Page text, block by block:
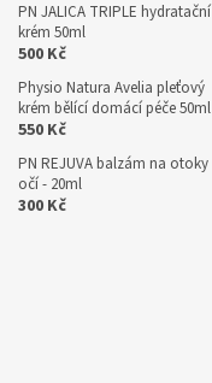
PN JALICA TRIPLE hydratační
krém 50ml
500 Kč
Physio Natura Avelia pleťový
krém bělící domácí péče 50ml
550 Kč
PN REJUVA balzám na otoky
očí - 20ml
300 Kč